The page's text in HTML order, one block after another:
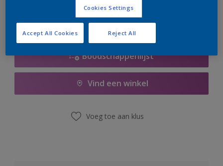
Boodschappenlijst
Vind een winkel
Voeg toe aan klus
Cookies Settings
Reject All
Accept All Cookies